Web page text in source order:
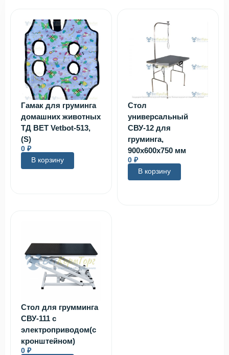
Гамак для груминга
домашних животных
ТД ВЕТ Vetbot-513,
(S)
0 ₽
В корзину
Стол
универсальный
СВУ-12 для
груминга,
900х600х750 мм
0 ₽
В корзину
Стол для грумминга
СВУ-111 с
электроприводом(с
кронштейном)
0 ₽